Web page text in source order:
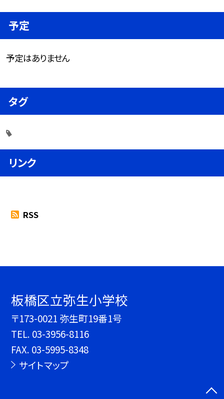
予定
予定はありません
タグ
リンク
RSS
板橋区立弥生小学校
〒173-0021 弥生町19番1号
TEL. 03-3956-8116
FAX. 03-5995-8348
サイトマップ